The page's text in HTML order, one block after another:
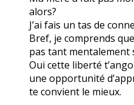
alors?
J’ai fais un tas de
Bref, je comprends
pas tant mentalement
Oui cette liberté
une opportunité
te convient le mieux.